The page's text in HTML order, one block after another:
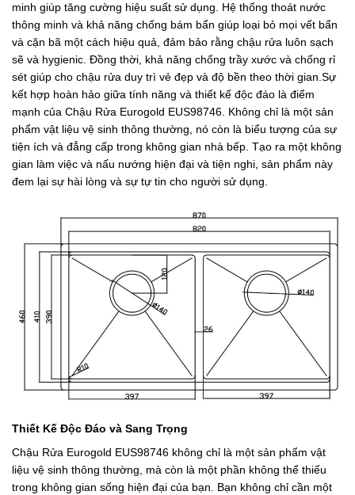
minh giúp tăng cường hiệu suất sử dụng. Hệ thống thoát nước
thông minh và khả năng chống bám bẩn giúp loại bỏ mọi vết bẩn
và cặn bã một cách hiệu quả, đảm bảo rằng chậu rửa luôn sạch
sẽ và hygienic. Đồng thời, khả năng chống trầy xước và chống rỉ
sét giúp cho chậu rửa duy trì vẻ đẹp và độ bền theo thời gian.Sự
kết hợp hoàn hảo giữa tính năng và thiết kế độc đáo là điểm
mạnh của Chậu Rửa Eurogold EUS98746. Không chỉ là một sản
phẩm vật liệu vệ sinh thông thường, nó còn là biểu tượng của sự
tiện ích và đẳng cấp trong không gian nhà bếp. Tạo ra một không
gian làm việc và nấu nướng hiện đại và tiện nghi, sản phẩm này
đem lại sự hài lòng và sự tự tin cho người sử dụng.
Thiết Kế Độc Đáo và Sang Trọng
Chậu Rửa Eurogold EUS98746 không chỉ là một sản phẩm vật
liệu vệ sinh thông thường, mà còn là một phần không thể thiếu
trong không gian sống hiện đại của bạn. Bạn không chỉ cần một